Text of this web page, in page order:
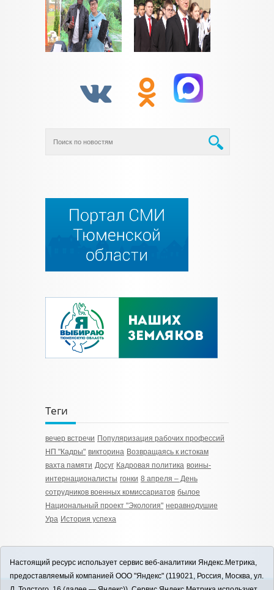
Теги
вечер встречи Популяризация рабочих профессий
НП "Кадры" викторина Возвращаясь к истокам
вахта памяти Досуг Кадровая политика воины-
интернационалисты гонки 8 апреля – День
сотрудников военных комиссариатов былое
Национальный проект "Экология" неравнодушие
Ура История успеха
Настоящий ресурс использует сервис веб-аналитики Яндекс.Метрика,
предоставляемый компанией ООО "Яндекс" (119021, Россия, Москва, ул.